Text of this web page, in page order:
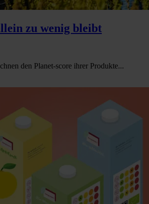
zu wenig bleibt
den Planet-score ihrer Produkte...